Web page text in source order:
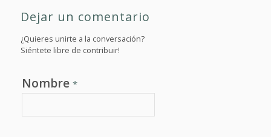
Dejar un comentario
¿Quieres unirte a la conversación?
Siéntete libre de contribuir!
Nombre *